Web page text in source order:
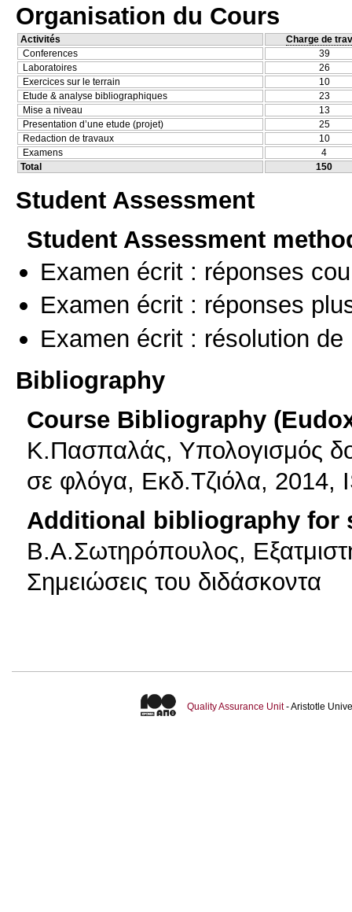
Organisation du Cours
Activités
Charge de
Conferences
39
Laboratoires
26
Exercices sur le terrain
10
Etude & analyse bibliographiques
23
Mise a niveau
13
Presentation d’une etude (projet)
25
Redaction de travaux
10
Examens
4
Total
150
Student Assessment
Student Assessment
Examen écrit : réponses
Examen écrit : réponses
Examen écrit : résolution de
Bibliography
Course Bibliography
Κ.Πασπαλάς, Υπολογισμός
σε φλόγα, Εκδ.Τζιόλα, 2014,
Additional bibliography for
Β.Α.Σωτηρόπουλος,
Σημειώσεις του διδάσκοντα
Quality Assurance Unit- Aristotle